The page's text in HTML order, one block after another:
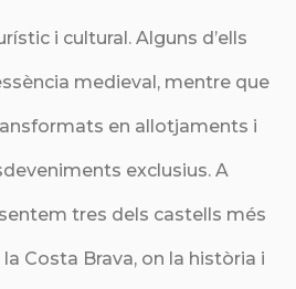
i cultural. Alguns d’ells
medieval, mentre que
en allotjaments i
exclusius. A
tres dels castells més
Costa Brava, on la història i